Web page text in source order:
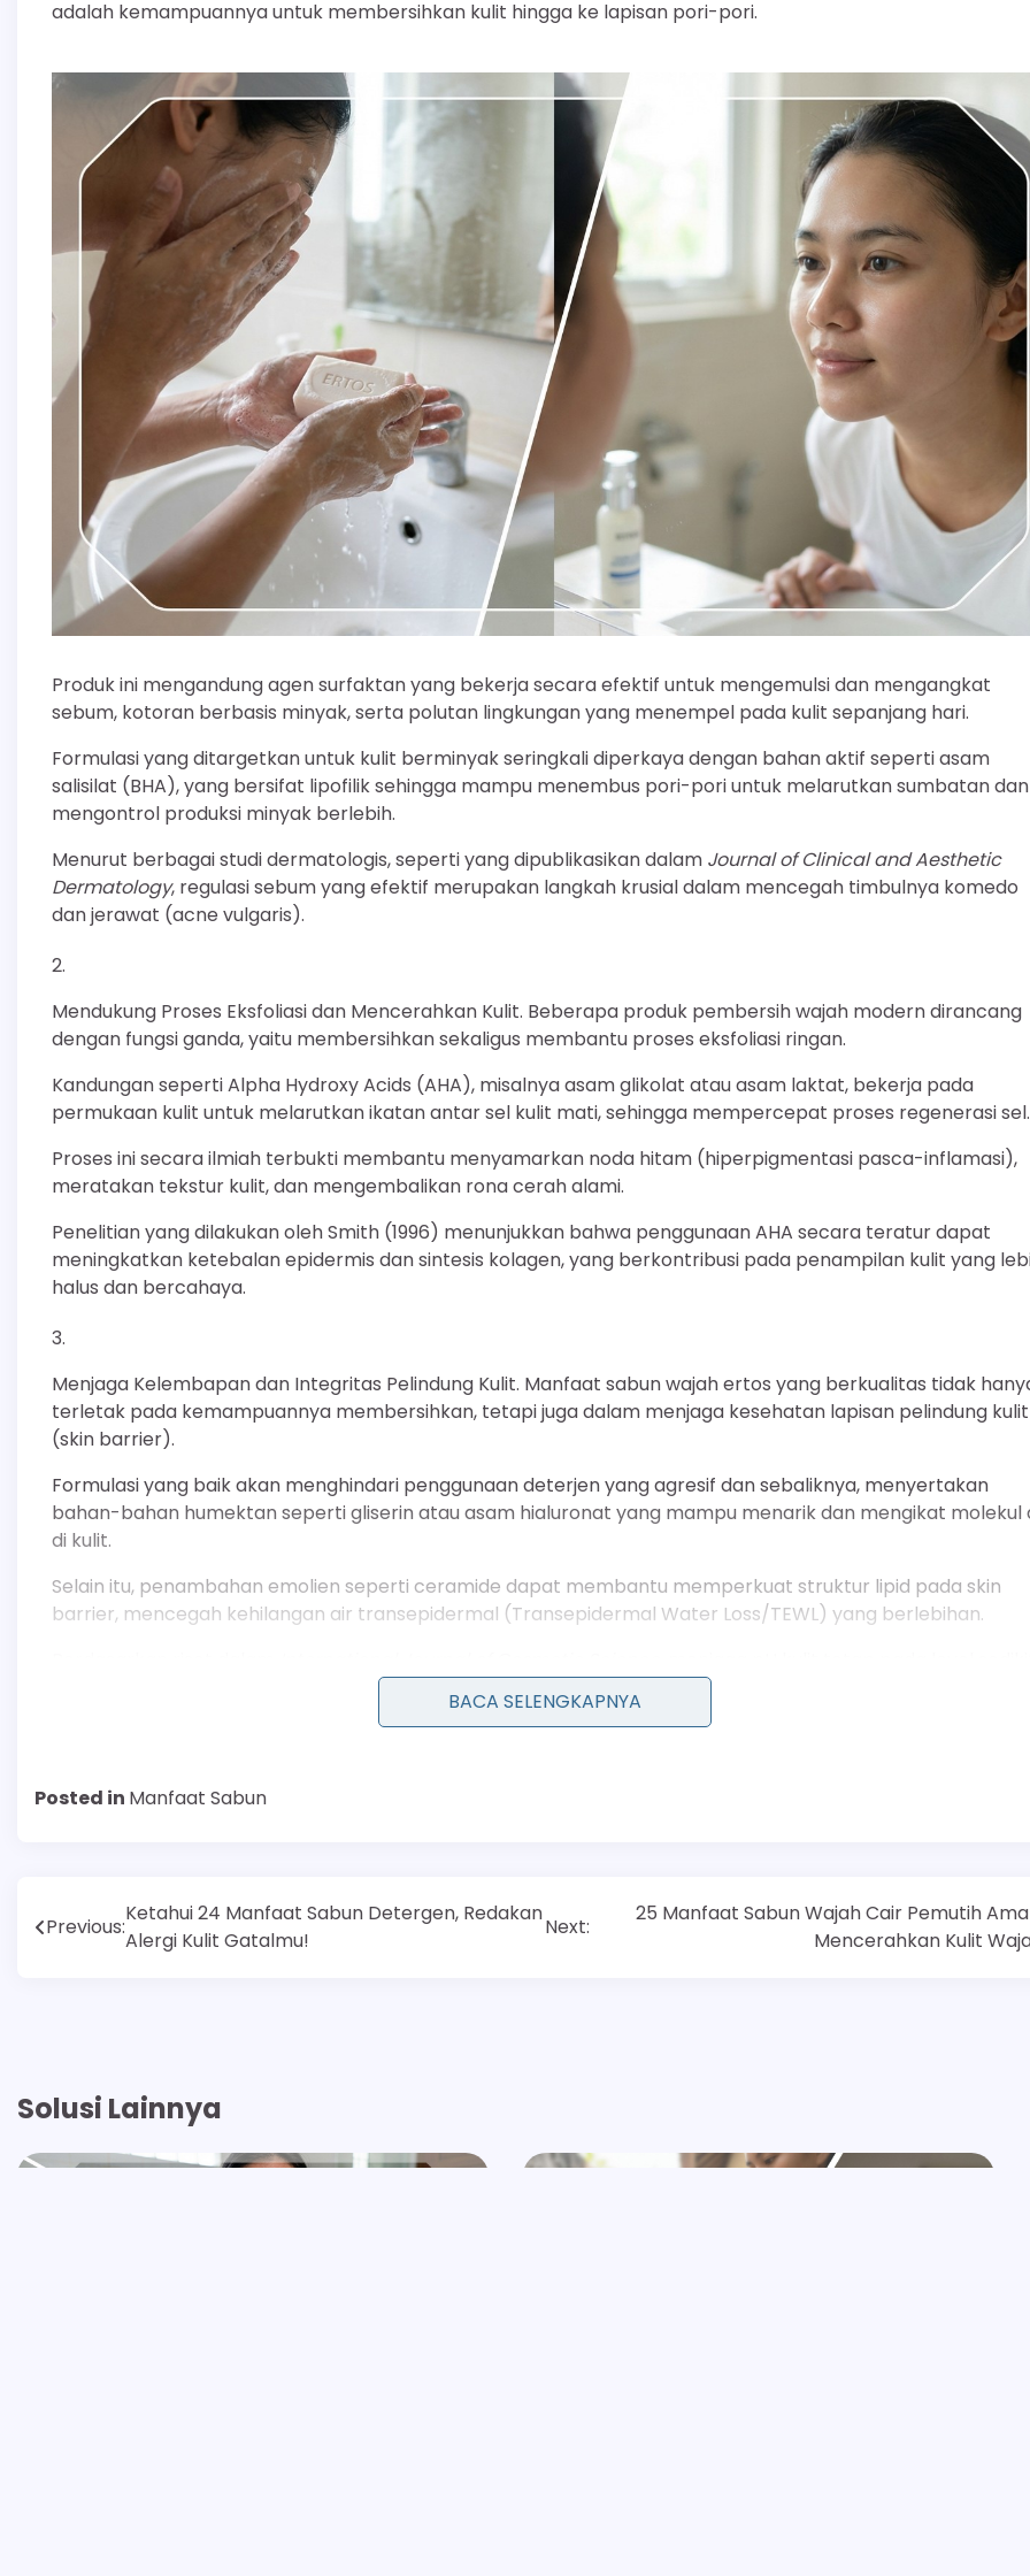
adalah kemampuannya untuk membersihkan kulit hingga ke lapisan pori-pori.
Produk ini mengandung agen surfaktan yang bekerja secara efektif untuk mengemulsi dan mengangkat
sebum, kotoran berbasis minyak, serta polutan lingkungan yang menempel pada kulit sepanjang hari.
Formulasi yang ditargetkan untuk kulit berminyak seringkali diperkaya dengan bahan aktif seperti asam
salisilat (BHA), yang bersifat lipofilik sehingga mampu menembus pori-pori untuk melarutkan sumbatan dan
mengontrol produksi minyak berlebih.
Menurut berbagai studi dermatologis, seperti yang dipublikasikan dalam Journal of Clinical and Aesthetic
Dermatology, regulasi sebum yang efektif merupakan langkah krusial dalam mencegah timbulnya komedo
dan jerawat (acne vulgaris).
Mendukung Proses Eksfoliasi dan Mencerahkan Kulit. Beberapa produk pembersih wajah modern dirancang
dengan fungsi ganda, yaitu membersihkan sekaligus membantu proses eksfoliasi ringan.
Kandungan seperti Alpha Hydroxy Acids (AHA), misalnya asam glikolat atau asam laktat, bekerja pada
permukaan kulit untuk melarutkan ikatan antar sel kulit mati, sehingga mempercepat proses regenerasi sel.
Proses ini secara ilmiah terbukti membantu menyamarkan noda hitam (hiperpigmentasi pasca-inflamasi),
meratakan tekstur kulit, dan mengembalikan rona cerah alami.
Penelitian yang dilakukan oleh Smith (1996) menunjukkan bahwa penggunaan AHA secara teratur dapat
meningkatkan ketebalan epidermis dan sintesis kolagen, yang berkontribusi pada penampilan kulit yang
halus dan bercahaya.
Menjaga Kelembapan dan Integritas Pelindung Kulit. Manfaat sabun wajah ertos yang berkualitas tidak
terletak pada kemampuannya membersihkan, tetapi juga dalam menjaga kesehatan lapisan pelindung kulit
(skin barrier).
Formulasi yang baik akan menghindari penggunaan deterjen yang agresif dan sebaliknya, menyertakan
bahan-bahan humektan seperti gliserin atau asam hialuronat yang mampu menarik dan mengikat molekul
di kulit.
Selain itu, penambahan emolien seperti ceramide dapat membantu memperkuat struktur lipid pada skin
barrier, mencegah kehilangan air transepidermal (Transepidermal Water Loss/TEWL) yang berlebihan.
asam (sekitar 4.7-5.75) dan memastikan skin barrier berfungsi optimal adalah kunci untuk mencegah
kulit seperti iritasi, kemerahan, dan sensitivitas.
BACA SELENGKAPNYA
Posted in Manfaat Sabun
Navigasi
Previous:
Ketahui 24 Manfaat Sabun Detergen, Redakan
Alergi Kulit Gatalmu!
Next:
25 Manfaat Sabun Wajah Cair Pemutih
Mencerahkan Kulit
Solusi Lainnya